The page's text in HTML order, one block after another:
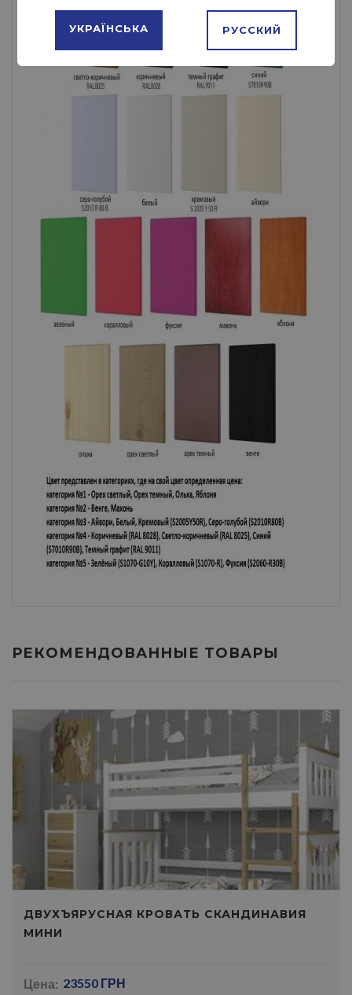
РЕКОМЕНДОВАННЫЕ ТОВАРЫ
ДВУХЪЯРУСНАЯ КРОВАТЬ СКАНДИНАВИЯ
МИНИ
Цена: 23550 ГРН
УКРАЇНСЬКА РУССКИЙ